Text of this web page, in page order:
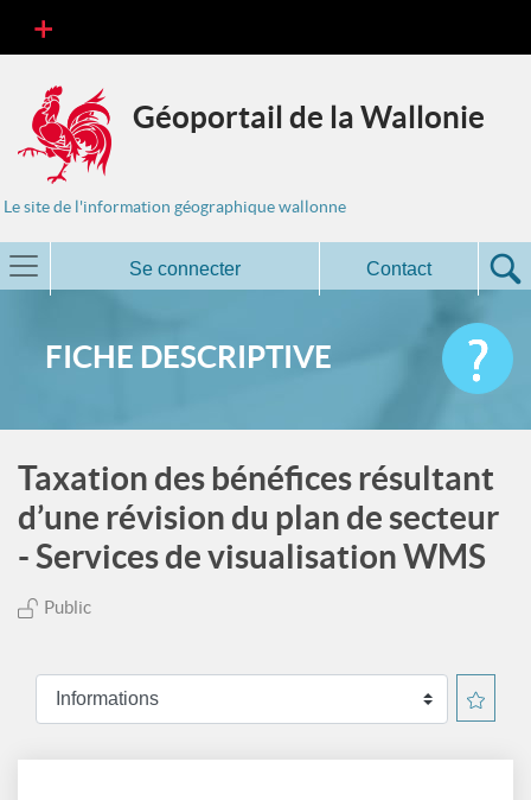
Géoportail de la Wallonie
Le site de l'information géographique wallonne
Se connecter Contact
FICHE DESCRIPTIVE
Taxation des bénéfices résultant
d’une révision du plan de secteur
- Services de visualisation WMS
Public